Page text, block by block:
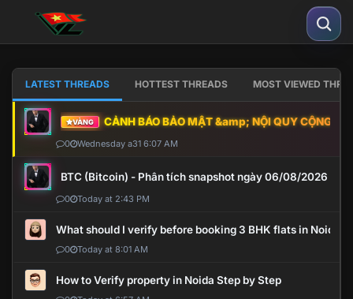
LATEST THREADS HOTTEST THREADS MOST VIEWED
VÀNG CẢNH BÁO BẢO MẬT &amp; NỘI QUY CỘNG
0 Wednesday a31 6:07 AM
BTC (Bitcoin) - Phân tích snapshot ngày 06/08/2026
0 Today at 2:43 PM
What should I verify before booking 3 BHK flats in Noida?
0 Today at 8:01 AM
How to Verify property in Noida Step by Step